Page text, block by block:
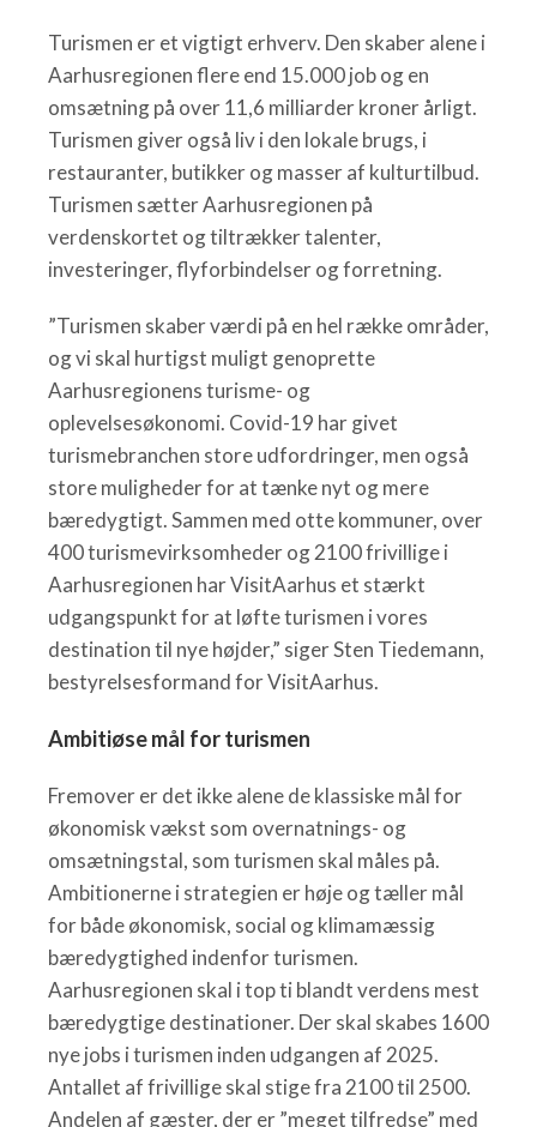
Turismen er et vigtigt erhverv. Den skaber alene i
Aarhusregionen flere end 15.000 job og en
omsætning på over 11,6 milliarder kroner årligt.
Turismen giver også liv i den lokale brugs, i
restauranter, butikker og masser af kulturtilbud.
Turismen sætter Aarhusregionen på
verdenskortet og tiltrækker talenter,
investeringer, flyforbindelser og forretning.
”Turismen skaber værdi på en hel række områder,
og vi skal hurtigst muligt genoprette
Aarhusregionens turisme- og
oplevelsesøkonomi. Covid-19 har givet
turismebranchen store udfordringer, men også
store muligheder for at tænke nyt og mere
bæredygtigt. Sammen med otte kommuner, over
400 turismevirksomheder og 2100 frivillige i
Aarhusregionen har VisitAarhus et stærkt
udgangspunkt for at løfte turismen i vores
destination til nye højder,” siger Sten Tiedemann,
bestyrelsesformand for VisitAarhus.
Ambitiøse mål for turismen
Fremover er det ikke alene de klassiske mål for
økonomisk vækst som overnatnings- og
omsætningstal, som turismen skal måles på.
Ambitionerne i strategien er høje og tæller mål
for både økonomisk, social og klimamæssig
bæredygtighed indenfor turismen.
Aarhusregionen skal i top ti blandt verdens mest
bæredygtige destinationer. Der skal skabes 1600
nye jobs i turismen inden udgangen af 2025.
Antallet af frivillige skal stige fra 2100 til 2500.
Andelen af gæster, der er ”meget tilfredse” med